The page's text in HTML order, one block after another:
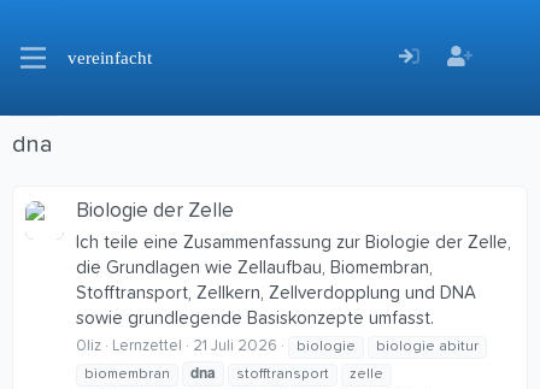
vereinfacht
dna
Biologie der Zelle
Ich teile eine Zusammenfassung zur Biologie der Zelle,
die Grundlagen wie Zellaufbau, Biomembran,
Stofftransport, Zellkern, Zellverdopplung und DNA
sowie grundlegende Basiskonzepte umfasst.
0liz Lernzettel 21 Juli 2026 biologie
biologie abitur
biomembran
dna stofftransport
zelle